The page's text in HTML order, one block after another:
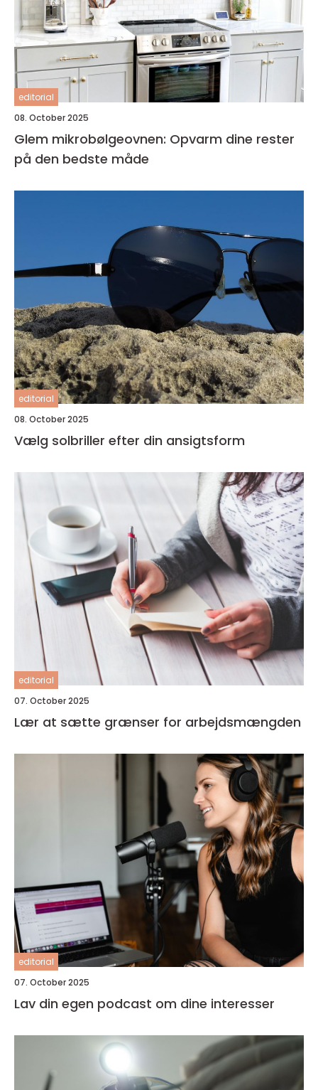
editorial
08. October 2025
Glem mikrobølgeovnen: Opvarm dine rester
på den bedste måde
editorial
08. October 2025
Vælg solbriller efter din ansigtsform
editorial
07. October 2025
Lær at sætte grænser for arbejdsmængden
editorial
07. October 2025
Lav din egen podcast om dine interesser